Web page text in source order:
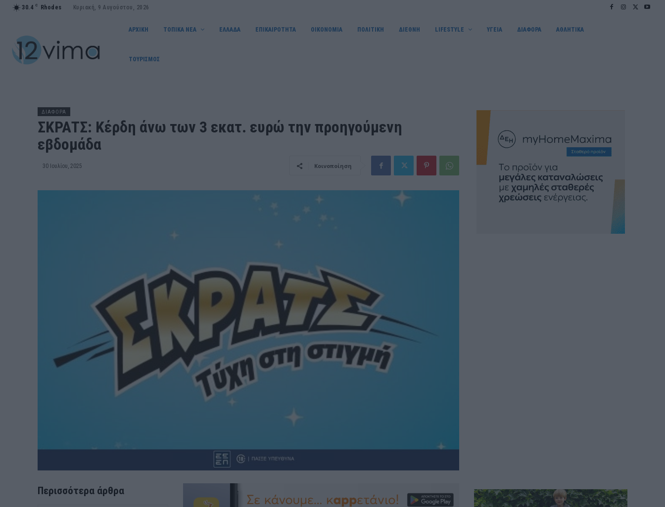
30.4 C Rhodes Κυριακή, 9 Αυγούστου, 2026
ΑΡΧΙΚΗ ΤΟΠΙΚΑ ΝΕΑ ΕΛΛΑΔΑ ΕΠΙΚΑΙΡΟΤΗΤΑ OIKONOMIA ΠΟΛΙΤΙΚΗ ΔΙΕΘΝΗ LIFESTYLE ΥΓΕΙΑ ΔΙΑΦΟΡΑ ΑΘΛΗΤΙΚΑ
ΤΟΥΡΙΣΜΟΣ
ΔΙΑΦΟΡΑ
ΣΚΡΑΤΣ: Κέρδη άνω των 3 εκατ. ευρώ την προηγούμενη
εβδομάδα
30 Ιουλίου, 2025 Κοινοποίηση
Περισσότερα άρθρα